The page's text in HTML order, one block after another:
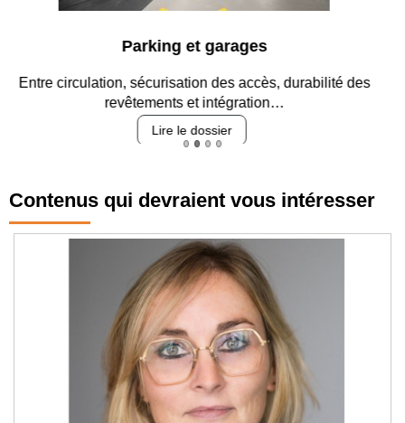
Parking et garages
Entre circulation, sécurisation des accès, durabilité des
revêtements et intégration…
Lire le dossier
Contenus qui devraient vous intéresser